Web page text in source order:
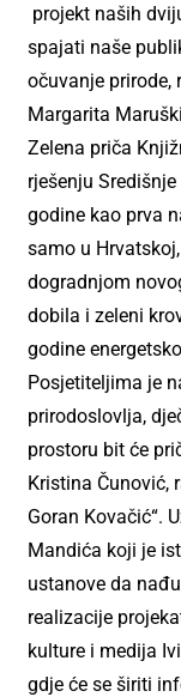
projekt naših
spajati naše
očuvanje prirode,
Margarita
Zelena priča
rješenju
godine kao prva
samo u
dogradnjom
dobila i zeleni
godine
Posjetiteljima je
prirodoslovlja,
prostoru bit će
Kristina Čunović,
Goran Kovačić“.
Mandića koji je
ustanove da
realizacije
kulture i medija
gdje će se širiti